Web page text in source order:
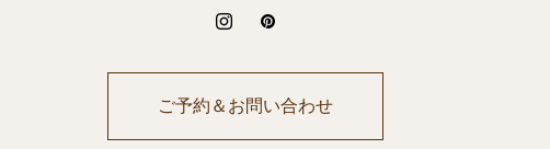
ご予約＆お問い合わせ